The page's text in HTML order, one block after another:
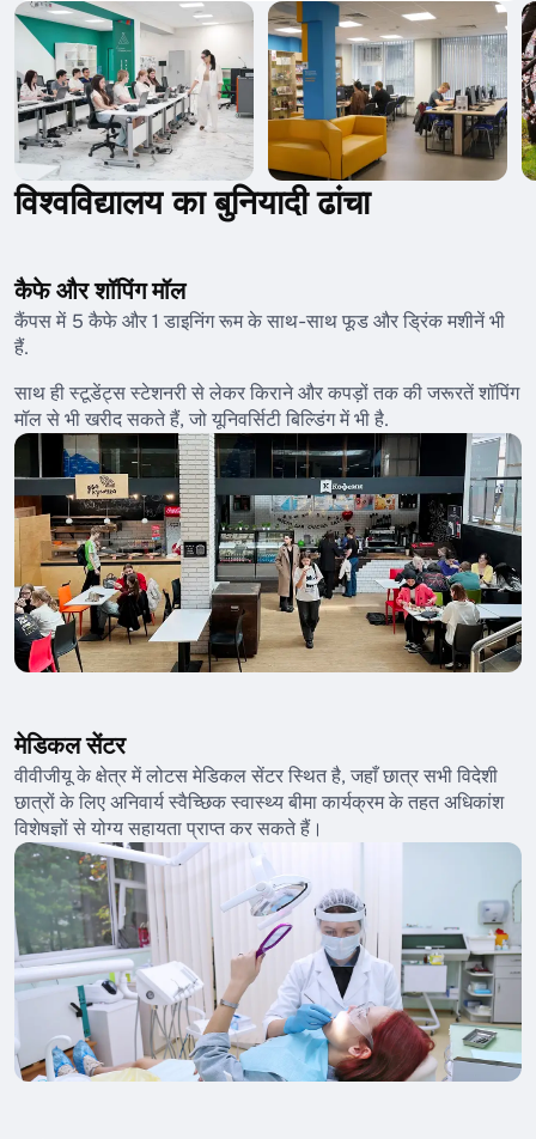
विश्वविद्यालय का बुनियादी ढांचा
कैफे और शॉपिंग मॉल
कैंपस में 5 कैफे और 1 डाइनिंग रूम के साथ-साथ फूड और ड्रिंक मशीनें भी
हैं.
साथ ही स्टूडेंट्स स्टेशनरी से लेकर किराने और कपड़ों तक की जरूरतें शॉपिंग
मॉल से भी खरीद सकते हैं, जो यूनिवर्सिटी बिल्डिंग में भी है.
मेडिकल सेंटर
वीवीजीयू के क्षेत्र में लोटस मेडिकल सेंटर स्थित है, जहाँ छात्र सभी विदेशी
छात्रों के लिए अनिवार्य स्वैच्छिक स्वास्थ्य बीमा कार्यक्रम के तहत अधिकांश
विशेषज्ञों से योग्य सहायता प्राप्त कर सकते हैं।